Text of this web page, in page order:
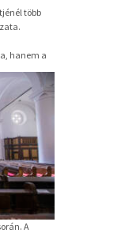
több
hanem a
A